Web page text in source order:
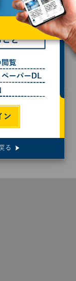
5つとは？